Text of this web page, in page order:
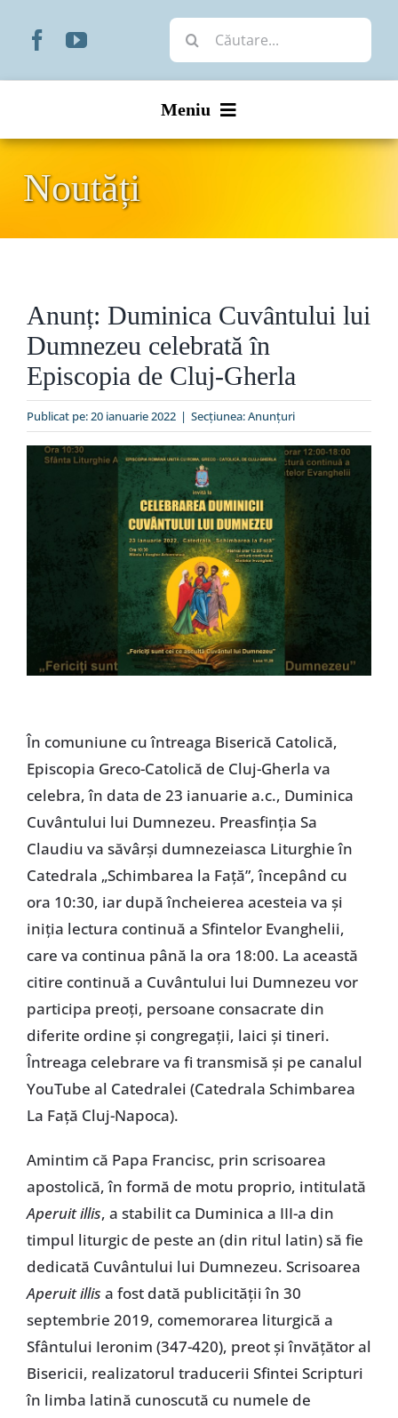
Cautare...
Meniu
Organizare
Liturgic
Special
Noutăți
Anunț: Duminica Cuvântului lui
Dumnezeu celebrată în
Episcopia de Cluj-Gherla
Publicat pe: 20 ianuarie 2022 | Secțiunea:Anunţuri
În comuniune cu întreaga Biserică Catolică,
Episcopia Greco-Catolică de Cluj-Gherla va
celebra, în data de 23 ianuarie a.c., Duminica
Cuvântului lui Dumnezeu. Preasfinția Sa
Claudiu va săvârși dumnezeiasca Liturghie în
Catedrala „Schimbarea la Față”, începând cu
ora 10:30, iar după încheierea acesteia va și
iniția lectura continuă a Sfintelor Evanghelii,
care va continua până la ora 18:00. La această
citire continuă a Cuvântului lui Dumnezeu vor
participa preoți, persoane consacrate din
diferite ordine și congregații, laici și tineri.
Întreaga celebrare va fi transmisă și pe canalul
YouTube al Catedralei (Catedrala Schimbarea
La Față Cluj-Napoca).
Amintim că Papa Francisc, prin scrisoarea
apostolică, în formă de motu proprio, intitulată
Aperuit illis, a stabilit ca Duminica a III-a din
timpul liturgic de peste an (din ritul latin) să fie
dedicată Cuvântului lui Dumnezeu. Scrisoarea
Aperuit illis a fost dată publicității în 30
septembrie 2019, comemorarea liturgică a
Sfântului Ieronim (347-420), preot și învățător al
Bisericii, realizatorul traducerii Sfintei Scripturi
în limba latină cunoscută cu numele de